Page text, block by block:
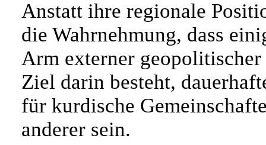
Anstatt ihre regionale
die Wahrnehmung, dass
Arm externer
Ziel darin besteht,
für kurdische
anderer sein.